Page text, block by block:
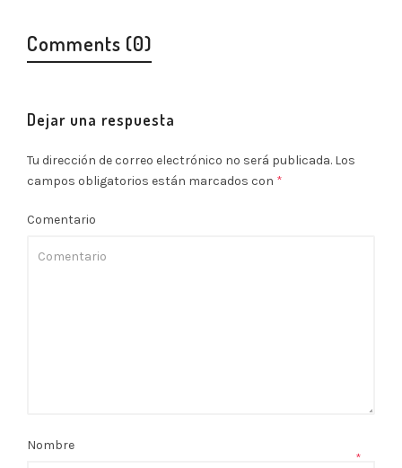
Comments (0)
Dejar una respuesta
Tu dirección de correo electrónico no será publicada. Los
campos obligatorios están marcados con *
Comentario
Nombre
*